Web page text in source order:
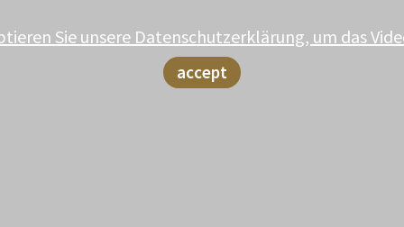
Sie unsere Datenschutzerklärung, um das
accept